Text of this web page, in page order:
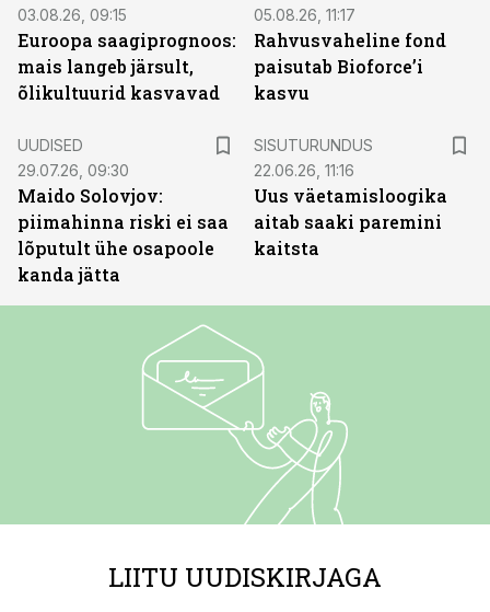
03.08.26, 09:15
Euroopa saagiprognoos:
mais langeb järsult,
õlikultuurid kasvavad
05.08.26, 11:17
Rahvusvaheline fond
paisutab Bioforce’i
kasvu
UUDISED
29.07.26, 09:30
Maido Solovjov:
piimahinna riski ei saa
lõputult ühe osapoole
kanda jätta
SISUTURUNDUS
22.06.26, 11:16
Uus väetamisloogika
aitab saaki paremini
kaitsta
LIITU UUDISKIRJAGA